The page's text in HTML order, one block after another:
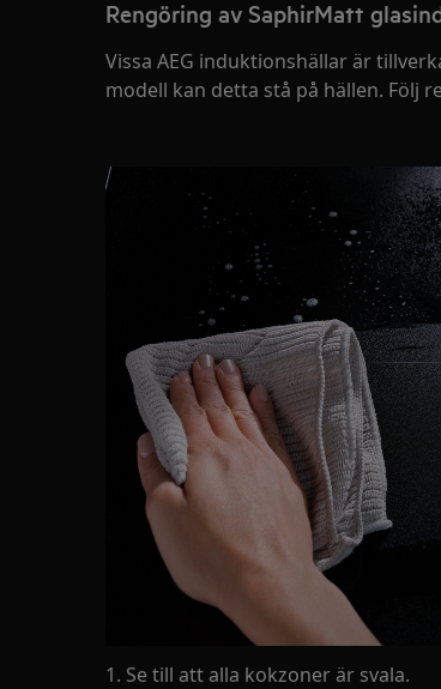
Rengöring av SaphirMatt
Vissa AEG induktionshällar är
modell kan detta stå på hällen. Följ
1. Se till att alla kokzoner är svala.